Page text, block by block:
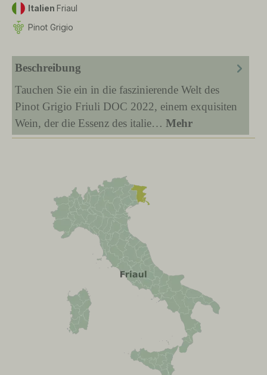
Italien Friaul
Pinot Grigio
Beschreibung
Tauchen Sie ein in die faszinierende Welt des
Pinot Grigio Friuli DOC 2022, einem exquisiten
Wein, der die Essenz des italie… Mehr